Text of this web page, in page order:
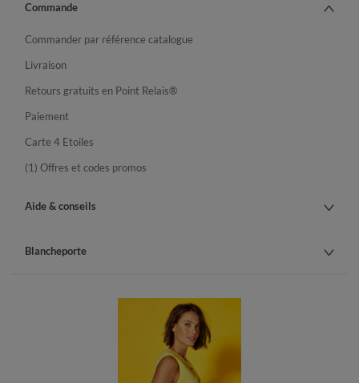
Commande
Commander par référence catalogue
Livraison
Retours gratuits en Point Relais®
Paiement
Carte 4 Etoiles
(1) Offres et codes promos
Aide & conseils
Blancheporte